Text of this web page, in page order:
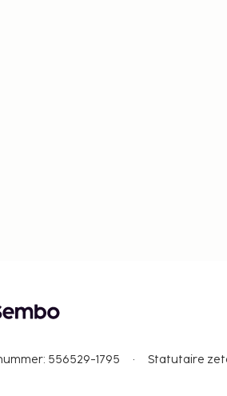
556529-1795 Statutaire